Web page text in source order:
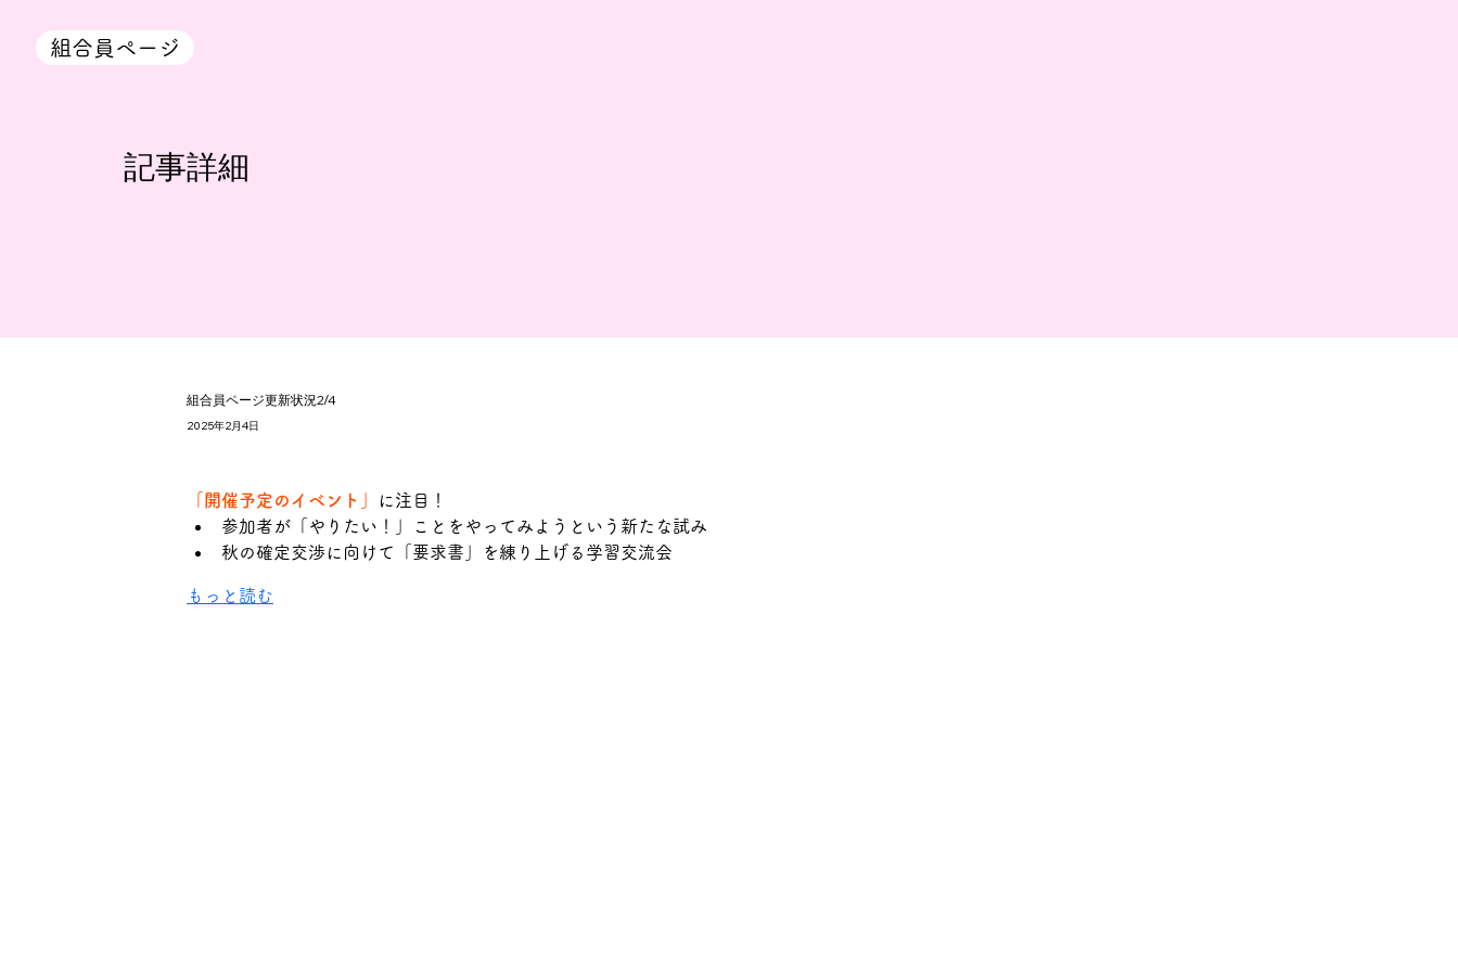
組合員ページ
​記事詳細
組合員ページ更新状況2/4
2025年2月4日
「開催予定のイベント」
に注目！
参加者が「やりたい！」ことをやってみようという新たな試み
秋の確定交渉に向けて「要求書」を練り上げる学習交流会
もっと読む